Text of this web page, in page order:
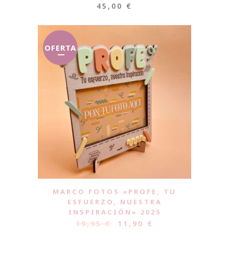
45,00 €
OFERTA
MARCO FOTOS «PROFE, TU
ESFUERZO, NUESTRA
INSPIRACIÓN» 2025
19,95€ 11,90 €